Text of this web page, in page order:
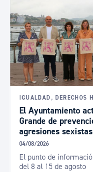
IGUALDAD, DERECHOS
El Ayuntamiento
Grande de
agresiones sexistas
04/08/2026
El punto de
del 8 al 15 de agosto